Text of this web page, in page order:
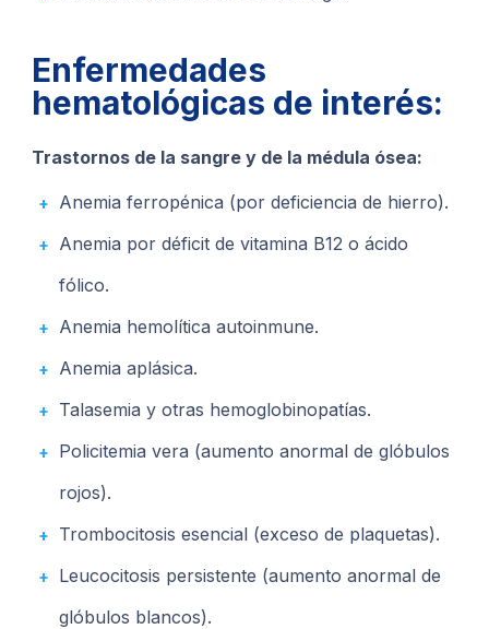
Enfermedades
hematológicas de interés:
Trastornos de la sangre y de la médula ósea:
Anemia ferropénica (por deficiencia de hierro).
Anemia por déficit de vitamina B12 o ácido
fólico.
Anemia hemolítica autoinmune.
Anemia aplásica.
Talasemia y otras hemoglobinopatías.
Policitemia vera (aumento anormal de glóbulos
rojos).
Trombocitosis esencial (exceso de plaquetas).
Leucocitosis persistente (aumento anormal de
glóbulos blancos).